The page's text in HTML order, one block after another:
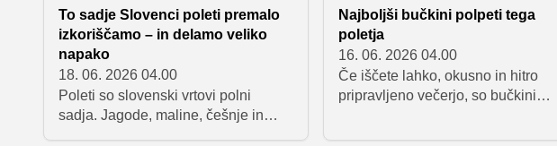
To sadje Slovenci poleti premalo
izkoriščamo – in delamo veliko
napako
18. 06. 2026 04.00
Poleti so slovenski vrtovi polni
sadja. Jagode, maline, češnje in
Najboljši bučkini polpeti tega
poletja
16. 06. 2026 04.00
Če iščete lahko, okusno in hitro
pripravljeno večerjo, so bučkini